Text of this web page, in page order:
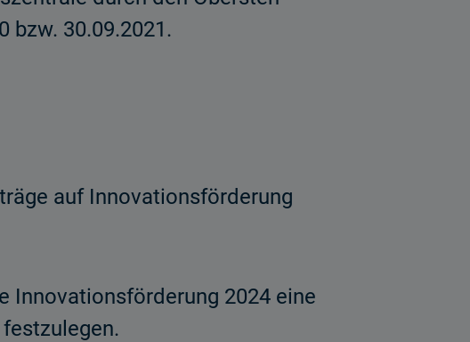
bzw. 30.09.2021.
auf Innovationsförderung
Innovationsförderung 2024 eine